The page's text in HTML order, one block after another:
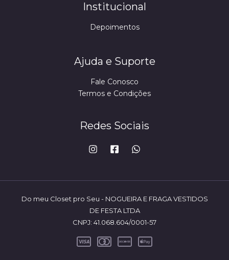
Institucional
Depoimentos
Ajuda e Suporte
Fale Conosco
Termos e Condições
Redes Sociais
Do meu Closet pro Seu - NOGUEIRA E FRAGA VESTIDOS
DE FESTA LTDA
CNPJ: 41.068.604/0001-57